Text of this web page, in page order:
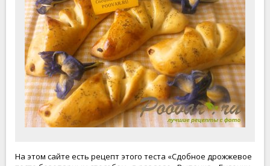
На этом сайте есть рецепт этого теста «Сдобное дрожжевое